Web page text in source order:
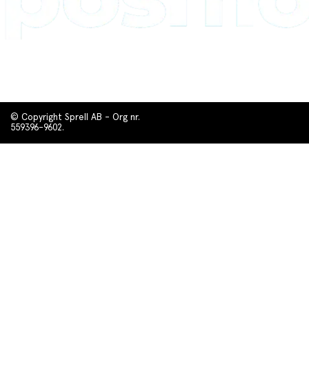
© Copyright Sprell AB - Org nr.
559396-9602.